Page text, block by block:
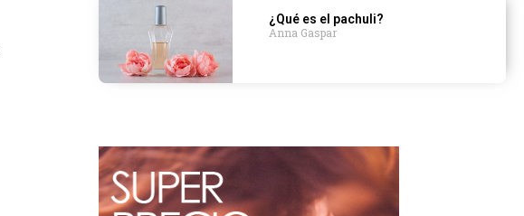
¿Qué es el pachuli?
Anna Gaspar